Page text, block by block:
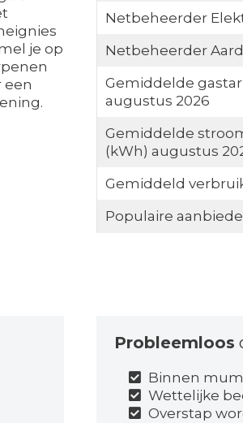
je op
een
Netbeheerder
Netbeheerder
Gemiddelde
augustus 2026
Gemiddelde
(kWh) augustus
Gemiddeld
Populaire
Probleemloos
Binnen
Wettelijke
Overstap